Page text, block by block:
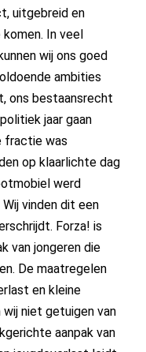
uitgebreid en
In veel
wij ons goed
ambities
ons bestaansrecht
jaar gaan
fractie was
op klaarlichte dag
werd
vinden dit een
Forza! is
van jongeren die
De maatregelen
en kleine
niet getuigen van
aanpak van